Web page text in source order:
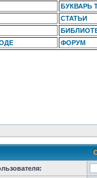
БУКВАРЬ
СТАТЬИ
ФОРУМ